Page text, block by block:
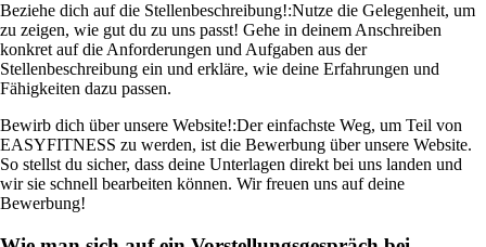
Beziehe dich auf die Stellenbeschreibung!:Nutze die Gelegenheit, um
zu zeigen, wie gut du zu uns passt! Gehe in deinem Anschreiben
konkret auf die Anforderungen und Aufgaben aus der
Stellenbeschreibung ein und erkläre, wie deine Erfahrungen und
Fähigkeiten dazu passen.
Bewirb dich über unsere Website!:Der einfachste Weg, um Teil von
EASYFITNESS zu werden, ist die Bewerbung über unsere Website.
So stellst du sicher, dass deine Unterlagen direkt bei uns landen und
wir sie schnell bearbeiten können. Wir freuen uns auf deine
Bewerbung!